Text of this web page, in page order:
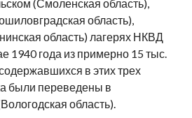
(Смоленская область),
область),
область) лагерях НКВД
1940 года из примерно 15 тыс.
в этих трех
были переведены в
область).